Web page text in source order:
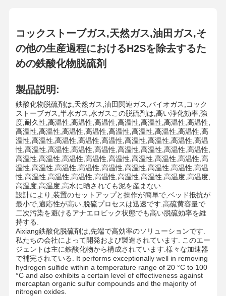
コックストーブガス,天然ガス,油田ガス,そ
の他の生産過程におけるH2Sを除去するた
めの鉄酸化物脱硫剤
製品説明:
鉄酸化物脱硫剤は,天然ガス,油田関連ガス,バイオガス,コック
ストーブガス,半水ガス,水ガスこの脱硫剤は,高い浄化効率,強
度,耐久性,高温性,高温性,高温性,高温性,高温性,高温性,高温性,
高温性,高温性,高温性,高温性,高温性,高温性,高温性,高温性,高
温性,高温性,高温性,高温性,高温性,高温性,高温性,高温性,高温
性,高温性,高温性,高温性,高温性,高温性,高温性,高温性,高温性,
高温性,高温性,高温性,高温性,高温性,高温性,高温性,高温性,高
温性,高温性,高温性,高温性,高温性,高温性,高温性,高温性,高温
性,高温性,高温性,高温性,高温性,高温性,高温性,高温度,高温度,
高温度,高温度,高水に晒されても泥を産まない.
設計により,装置のセットアップと操作が簡単で,ベッド抵抗が
最小で,適応性が高い.脱硫プロセスは迅速です.高硫黄容量で
二次汚染を避けるアナエロビック状態でも高い脱硫効率を維
持する.
Aixiang鉄酸化脱硫剤は,先端で高効率のソリューションです.
私たちの会社によって開発および製造されています. このエー
ジェントは主に鉄酸化物から構成されています.様々な加速器
で補完されている. It performs exceptionally well in removing
hydrogen sulfide within a temperature range of 20 °C to 100
°C and also exhibits a certain level of effectiveness against
mercaptan organic sulfur compounds and the majority of
nitrogen oxides.